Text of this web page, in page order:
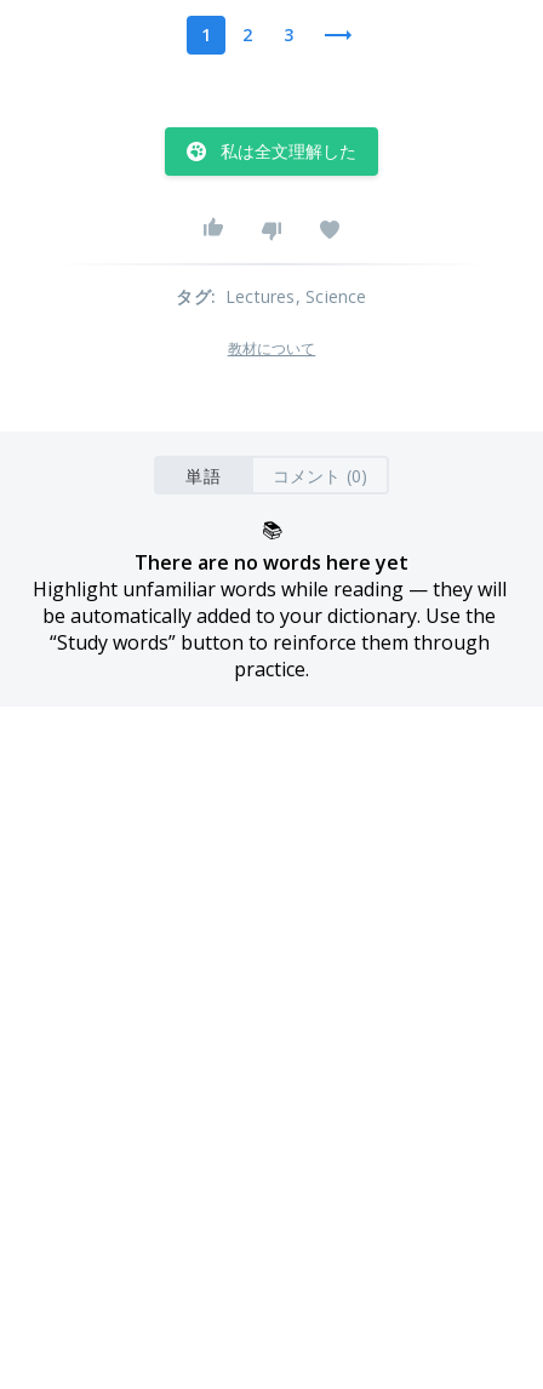
1 2 3
私は全文理解した
タグ: Lectures, Science
教材について
単語 コメント (0)
📚
There are no words here yet
Highlight unfamiliar words while reading — they will
be automatically added to your dictionary. Use the
“Study words” button to reinforce them through
practice.